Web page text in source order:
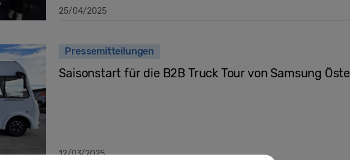
25/04/2025
Pressemitteilungen
Saisonstart für die B2B Truck Tour von Samsung
12/03/2025